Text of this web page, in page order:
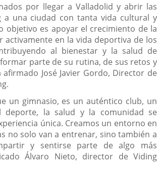
por llegar a Valladolid y abrir las
a una ciudad con tanta vida cultural y
objetivo es apoyar el crecimiento de la
activamente en la vida deportiva de los
al bienestar y la salud de
parte de su rutina, de sus retos y
José Javier Gordo, Director de
un gimnasio, es un auténtico club, un
deporte, la salud y la comunidad se
única. Creamos un entorno en
no solo van a entrenar, sino también a
y sentirse parte de algo más
Álvaro Nieto, director de Viding